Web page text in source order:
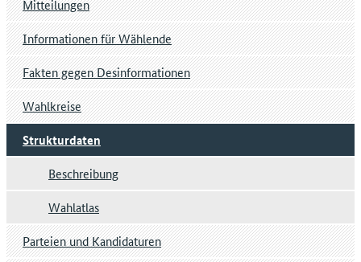
Mitteilungen
Informationen für Wählende
Fakten gegen Desinformationen
Wahlkreise
Strukturdaten
Beschreibung
Wahlatlas
Parteien und Kandidaturen